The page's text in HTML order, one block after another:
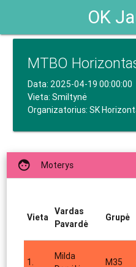
OK
MTBO
Data: 2025-04-19 00:00:00
Vieta: Smiltynė
Organizatorius: SK
face Moterys
Vieta
Vardas
Pavardė
Grupė
1.
Milda
M35